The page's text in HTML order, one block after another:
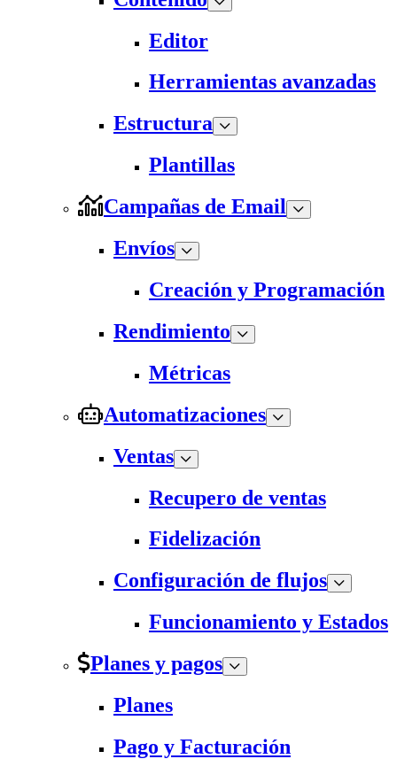
Editor
Herramientas avanzadas
Estructura
Plantillas
Campañas de Email
Envíos
Creación y Programación
Rendimiento
Métricas
Automatizaciones
Ventas
Recupero de ventas
Fidelización
Configuración de flujos
Funcionamiento y Estados
Planes y pagos
Planes
Pago y Facturación